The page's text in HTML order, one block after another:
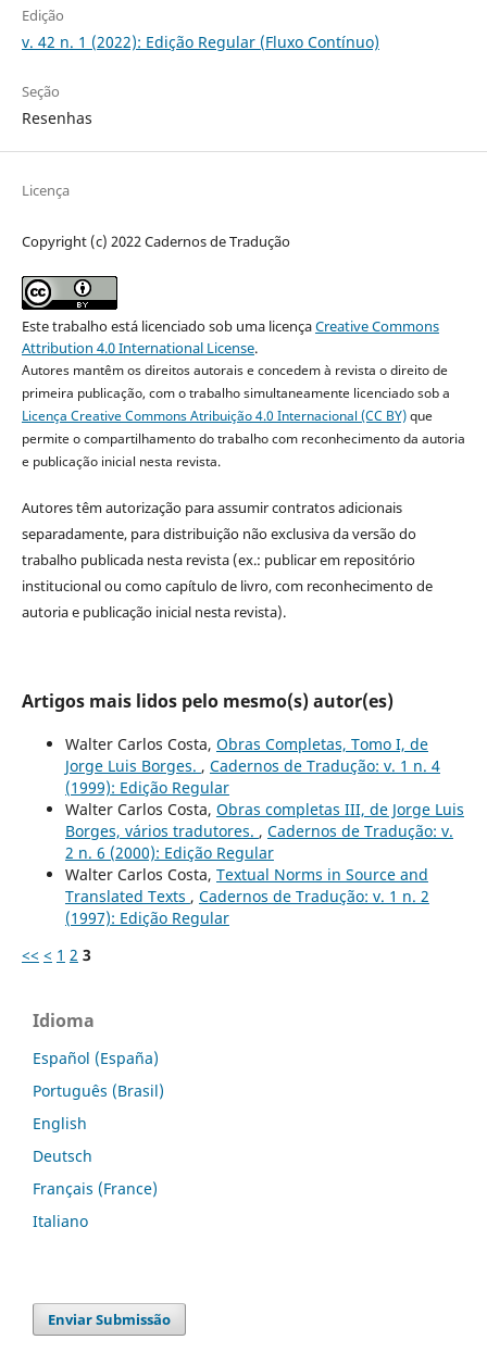
Edição
v. 42 n. 1 (2022): Edição Regular (Fluxo Contínuo)
Seção
Resenhas
Licença
Copyright (c) 2022 Cadernos de Tradução
Este trabalho está licenciado sob uma licençaCreative Commons
Attribution 4.0 International License.
Autores mantêm os direitos autorais e concedem à revista o direito de
primeira publicação, com o trabalho simultaneamente licenciado sob a
Licença Creative Commons Atribuição 4.0 Internacional (CC BY)que
permite o compartilhamento do trabalho com reconhecimento da autoria
e publicação inicial nesta revista.
Autores têm autorização para assumir contratos adicionais
separadamente, para distribuição não exclusiva da versão do
trabalho publicada nesta revista (ex.: publicar em repositório
institucional ou como capítulo de livro, com reconhecimento de
autoria e publicação inicial nesta revista).
Artigos mais lidos pelo mesmo(s) autor(es)
Walter Carlos Costa, Obras Completas, Tomo I, de
Jorge Luis Borges. , Cadernos de Tradução: v. 1 n. 4
(1999): Edição Regular
Walter Carlos Costa, Obras completas III, de Jorge Luis
Borges, vários tradutores. , Cadernos de Tradução: v.
2 n. 6 (2000): Edição Regular
Walter Carlos Costa, Textual Norms in Source and
Translated Texts , Cadernos de Tradução: v. 1 n. 2
(1997): Edição Regular
<< < 1 2 3
Idioma
Español (España)
Português (Brasil)
English
Deutsch
Français (France)
Italiano
Enviar Submissão